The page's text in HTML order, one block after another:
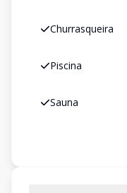
Churrasqueira
Piscina
Sauna